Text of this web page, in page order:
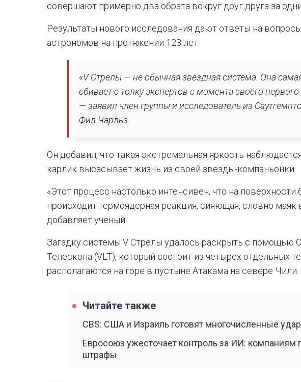
совершают примерно два обрата вокруг друг друга за
Результаты нового исследования дают ответы на
астрономов на протяжении 123 лет.
«V Стрелы — не обычная звездная система. Она
сбивает с толку экспертов с момента своего
— заявил член группы и исследователь из
Фил Чарльз.
Он добавил, что такая экстремальная яркость
карлик высасывает жизнь из своей звезды-компаньонки.
«Этот процесс настолько интенсивен, что на поверхности
происходит термоядерная реакция, сияющая, словно маяк
добавляет ученый.
Загадку системы V Стрелы удалось раскрыть с помощью
Телескопа (VLT), который состоит из четырех отдельных
располагаются на горе в пустыне Атакама на севере Чили.
Читайте также
CBS: США и Израиль готовят многочисленные
Евросоюз ужесточает контроль за ИИ: компаниям
штрафы